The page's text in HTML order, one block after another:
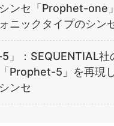
ンセ「Prophet-one
ニックタイプのシン
5」：SEQUENTIAL社
Prophet-5」を再現
ンセ